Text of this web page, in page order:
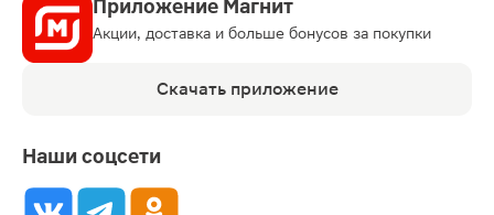
Приложение Магнит
Акции, доставка и больше бонусов за покупки
Скачать приложение
Наши соцсети